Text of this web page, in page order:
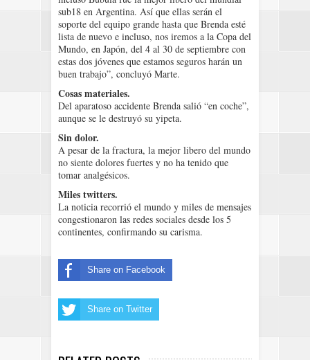
sub18 en Argentina. Así que ellas serán el
soporte del equipo grande hasta que Brenda esté
lista de nuevo e incluso, nos iremos a la Copa del
Mundo, en Japón, del 4 al 30 de septiembre con
estas dos jóvenes que estamos seguros harán un
buen trabajo”, concluyó Marte.
Cosas materiales.
Del aparatoso accidente Brenda salió “en coche”,
aunque se le destruyó su yipeta.
Sin dolor.
A pesar de la fractura, la mejor libero del mundo
no siente dolores fuertes y no ha tenido que
tomar analgésicos.
Miles twitters.
La noticia recorrió el mundo y miles de mensajes
congestionaron las redes sociales desde los 5
continentes, confirmando su carisma.
Share on Facebook
Share on Twitter